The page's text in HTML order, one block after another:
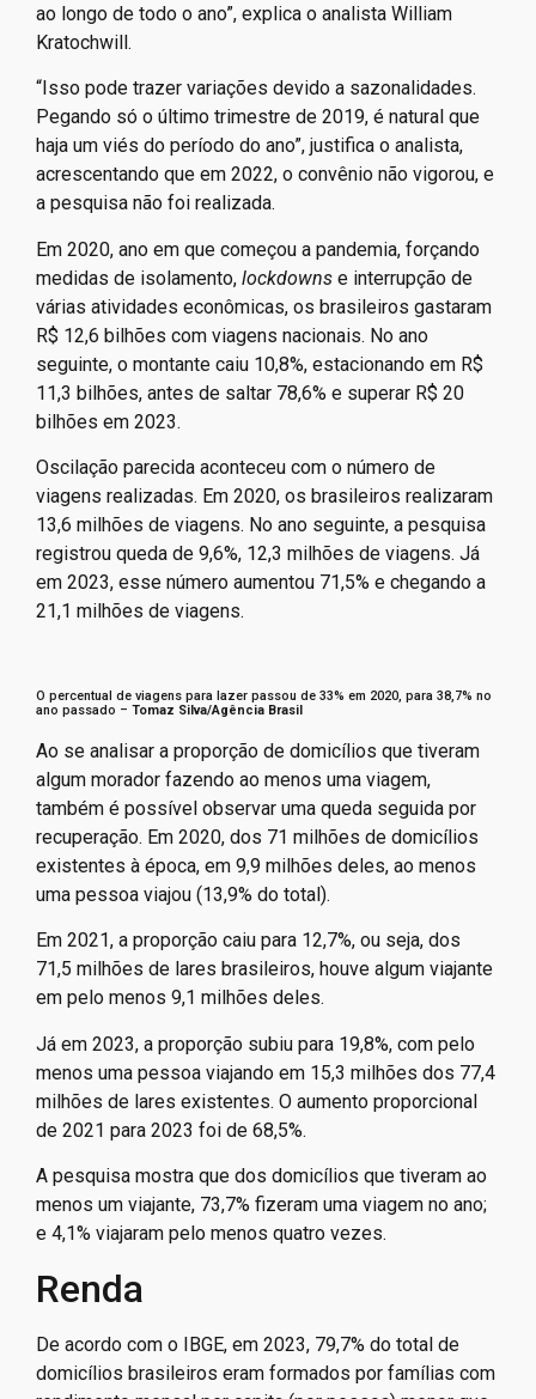
ao longo de todo o ano”, explica o analista William
Kratochwill.
“Isso pode trazer variações devido a sazonalidades.
Pegando só o último trimestre de 2019, é natural que
haja um viés do período do ano”, justifica o analista,
acrescentando que em 2022, o convênio não vigorou, e
a pesquisa não foi realizada.
Em 2020, ano em que começou a pandemia, forçando
medidas de isolamento, lockdowns e interrupção de
várias atividades econômicas, os brasileiros gastaram
R$ 12,6 bilhões com viagens nacionais. No ano
seguinte, o montante caiu 10,8%, estacionando em R$
11,3 bilhões, antes de saltar 78,6% e superar R$ 20
bilhões em 2023.
Oscilação parecida aconteceu com o número de
viagens realizadas. Em 2020, os brasileiros realizaram
13,6 milhões de viagens. No ano seguinte, a pesquisa
registrou queda de 9,6%, 12,3 milhões de viagens. Já
em 2023, esse número aumentou 71,5% e chegando a
21,1 milhões de viagens.
O percentual de viagens para lazer passou de 33% em 2020, para 38,7% no
Ao se analisar a proporção de domicílios que tiveram
algum morador fazendo ao menos uma viagem,
também é possível observar uma queda seguida por
existentes à época, em 9,9 milhões deles, ao menos
uma pessoa viajou (13,9% do total).
71,5 milhões de lares brasileiros, houve algum viajante
em pelo menos 9,1 milhões deles.
Já em 2023, a proporção subiu para 19,8%, com pelo
milhões de lares existentes. O aumento proporcional
de 2021 para 2023 foi de 68,5%.
menos um viajante, 73,7% fizeram uma viagem no ano;
Renda